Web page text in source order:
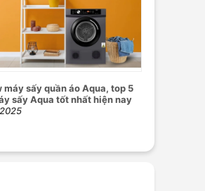
máy sấy quần áo Aqua, top 5
sấy Aqua tốt nhất hiện nay